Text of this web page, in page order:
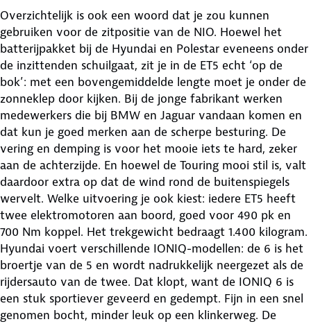
Overzichtelijk is ook een woord dat je zou kunnen
gebruiken voor de zitpositie van de NIO. Hoewel het
batterijpakket bij de Hyundai en Polestar eveneens onder
de inzittenden schuilgaat, zit je in de ET5 echt ‘op de
bok’: met een bovengemiddelde lengte moet je onder de
zonneklep door kijken. Bij de jonge fabrikant werken
medewerkers die bij BMW en Jaguar vandaan komen en
dat kun je goed merken aan de scherpe besturing. De
vering en demping is voor het mooie iets te hard, zeker
aan de achterzijde. En hoewel de Touring mooi stil is, valt
daardoor extra op dat de wind rond de buitenspiegels
wervelt. Welke uitvoering je ook kiest: iedere ET5 heeft
twee elektromotoren aan boord, goed voor 490 pk en
700 Nm koppel. Het trekgewicht bedraagt 1.400 kilogram.
Hyundai voert verschillende IONIQ-modellen: de 6 is het
broertje van de 5 en wordt nadrukkelijk neergezet als de
rijdersauto van de twee. Dat klopt, want de IONIQ 6 is
een stuk sportiever geveerd en gedempt. Fijn in een snel
genomen bocht, minder leuk op een klinkerweg. De